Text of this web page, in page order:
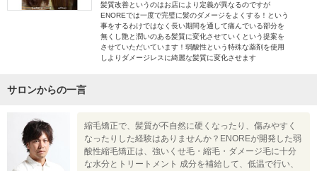
髪質改善というのはお店により定義が異なるのですが
ENOREでは一度で完璧に髪のダメージをよくする！という
事をするわけではなく長い期間を通して痛んでいる部分を
無くし艶と潤いのある髪質に変化させていくという提案を
させていただいています！弱酸性という特殊な薬剤を使用
しよりダメージレスに綺麗な髪質に変化させます
サロンからの一言
縮毛矯正で、髪質が不自然に硬くなったり、傷みやすく
なったりした経験はありませんか？ENOREが開発した弱
酸性縮毛矯正は、強いくせ毛・縮毛・ダメージ毛に十分
な水分とトリートメント 成分を補給して、低温で行い、